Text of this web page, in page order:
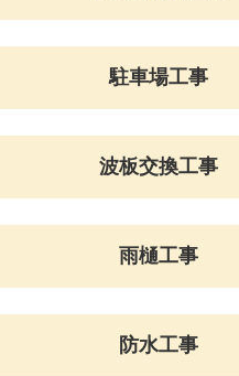
駐車場工事
波板交換工事
雨樋工事
防水工事